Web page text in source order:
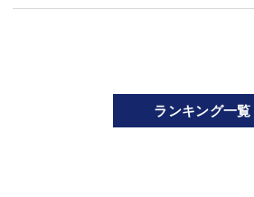
ランキング一覧